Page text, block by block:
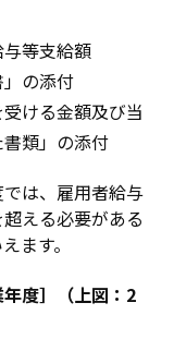
等支給額
の添付
ける金額及び当
類」の添付
は、雇用者給与
える必要がある
ます。
年度］（上図：2